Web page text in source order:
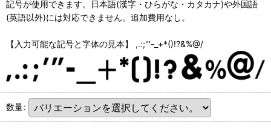
記号が使用できます。日本語(漢字・ひらがな・カタカナ)や外国語
(英語以外)には対応できません。追加費用なし。
【入力可能な記号と字体の見本】 ,.:;'"-_+*()!?&%@/
数量: